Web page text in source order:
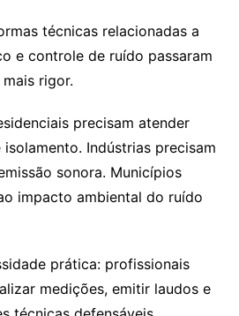
técnicas relacionadas a
e controle de ruído passaram
rigor.
precisam atender
Indústrias precisam
sonora. Municípios
impacto ambiental do ruído
prática: profissionais
medições, emitir laudos e